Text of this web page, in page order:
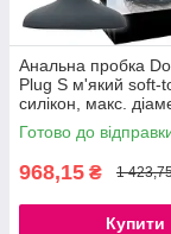
Анальна пробка
Plug S м'який soft-
силікон, макс.
звужений і
м'який силікон
Готово до
968,15 ₴ 1
Купити